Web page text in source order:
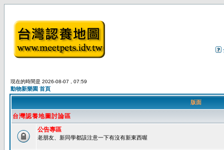
現在的時間是 2026-08-07 , 07:59
動物新樂園 首頁
版面
台灣認養地圖討論區
公告專區
老朋友、新同學都該注意一下有沒有新東西喔